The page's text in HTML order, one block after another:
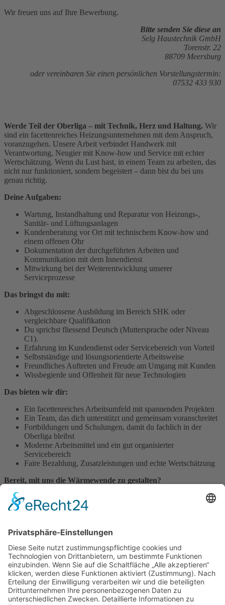
Wir freuen uns auf Ihre Bewerbung.
Bitte senden Sie diese an
Selg Haustechnik GmbH
Torenstr. 22
88709 Meersburg
oder vereinbaren Sie einen persönlichen Vorstellungstermin:
07532 433 930
Werde Teil der Oberliga – mit Technik, Herz und Haltung. Wir
sind ein facettenreiches Heizungsunternehmen mit dem Anspruch,
voranzugehen. Unsere Arbeit verbindet Handwerk mit
Verantwortung, Neugier mit Know-how und Service mit echter
Wertschätzung. Wenn du Lust hast, in einem Team zu arbeiten, das
nicht nur funktioniert, sondern begeistert – dann bist du bei uns
genau richtig.
Deine Aufgaben:
Wartung, Instandhaltung und Reparatur von Heizungs-,
Sanitär- und Lüftungsanlagen
Kundenberatung vor Ort mit technischem Know-how und
einem offenen Ohr
Dokumentation der durchgeführten Arbeiten und
Kommunikation mit dem Innendienst
Mitwirkung bei der Weiterentwicklung unserer
Serviceprozesse
Das bringst du mit:
Abgeschlossene Ausbildung im Bereich SHK oder
vergleichbare Qualifikation
Du sprichst fliessend Deutsch (Muttersprache oder Niveau
C1).
Erfahrung im Kundendienst oder Servicebereich von Vorteil
Selbstständige und lösungsorientierte Arbeitsweise
Freundliches Auftreten und Freude am Umgang mit Kunden
Wissbegierde und Offenheit für neue Technologien
Das bieten wir dir:
Ein facettenreiches Arbeitsumfeld mit spannenden Projekten
Ein Team, das dich unterstützt und gemeinsam voranschreitet
Fortbildungen und Schulungen, damit du fachlich in der
Oberliga bleibst
Moderne Arbeitsmittel und ein gut organisierter
Servicebereich
Faire Bezahlung, Zusatzleistungen und echte Wertschätzung
Bereit, mit uns die Wärmewende zu gestalten?
Dann freuen wir uns, dich kennen zu lernen.
Mit einem herzlichen Dank an unsere Mitarbeitenden dürfen wir
unser Team präsentieren:
unser Team-Video auf YouTube